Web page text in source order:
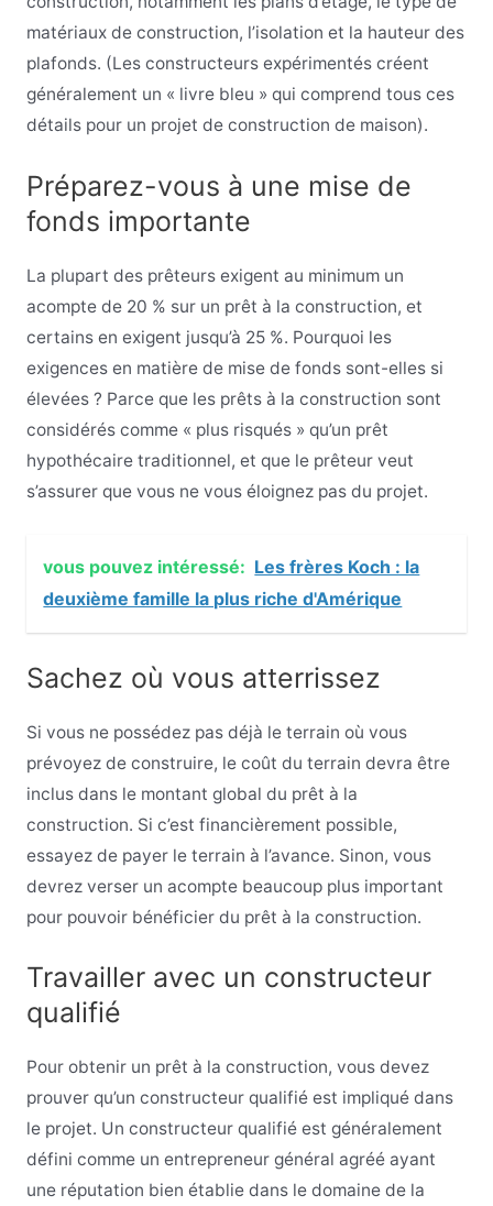
matériaux de construction, l’isolation et la hauteur des
plafonds. (Les constructeurs expérimentés créent
généralement un « livre bleu » qui comprend tous ces
détails pour un projet de construction de maison).
Préparez-vous à une mise de
fonds importante
La plupart des prêteurs exigent au minimum un
acompte de 20 % sur un prêt à la construction, et
certains en exigent jusqu’à 25 %. Pourquoi les
exigences en matière de mise de fonds sont-elles si
élevées ? Parce que les prêts à la construction sont
considérés comme « plus risqués » qu’un prêt
hypothécaire traditionnel, et que le prêteur veut
s’assurer que vous ne vous éloignez pas du projet.
vous pouvez intéressé: Les frères Koch : la
deuxième famille la plus riche d'Amérique
Sachez où vous atterrissez
Si vous ne possédez pas déjà le terrain où vous
prévoyez de construire, le coût du terrain devra être
inclus dans le montant global du prêt à la
construction. Si c’est financièrement possible,
essayez de payer le terrain à l’avance. Sinon, vous
devrez verser un acompte beaucoup plus important
pour pouvoir bénéficier du prêt à la construction.
Travailler avec un constructeur
qualifié
Pour obtenir un prêt à la construction, vous devez
prouver qu’un constructeur qualifié est impliqué dans
le projet. Un constructeur qualifié est généralement
défini comme un entrepreneur général agréé ayant
une réputation bien établie dans le domaine de la